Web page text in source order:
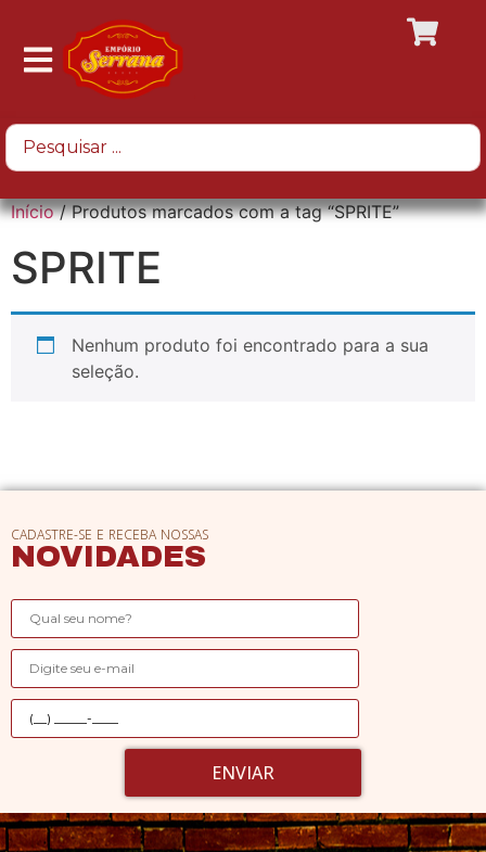
Início/ Produtos marcados com a tag “SPRITE”
SPRITE
Nenhum produto foi encontrado para a sua
seleção.
CADASTRE-SE E RECEBA NOSSAS
NOVIDADES
ENVIAR